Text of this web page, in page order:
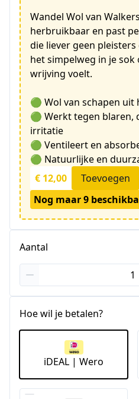
Wandel Wol van
herbruikbaar en past
die liever geen
het simpelweg in je sok
wrijving voelt.
🟢 Wol van schapen uit
🟢 Werkt tegen blaren,
irritatie
🟢 Ventileert en
🟢 Natuurlijke en
€ 12,00
Toevoegen
Nog maar 9
Aantal
Hoe wil je betalen?
iDEAL | Wero